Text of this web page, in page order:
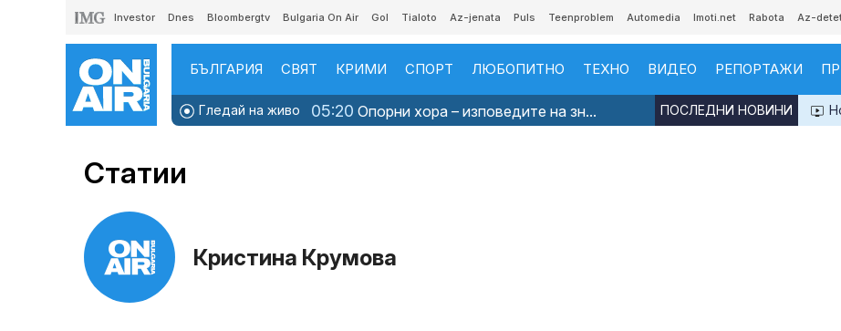
Investor Dnes Bloombergtv Bulgaria On Air Gol Tialoto Az-jenata Puls Teenproblem Automedia Imoti.net Rabota Az-
БЪЛГАРИЯ СВЯТ КРИМИ СПОРТ ЛЮБОПИТНО ТЕХНО ВИДЕО РЕПОРТАЖИ
Гледай на живо 05:20 Опорни хора – изповедите на зн... ПОСЛЕДНИ НОВИНИ
Статии
Кристина Крумова